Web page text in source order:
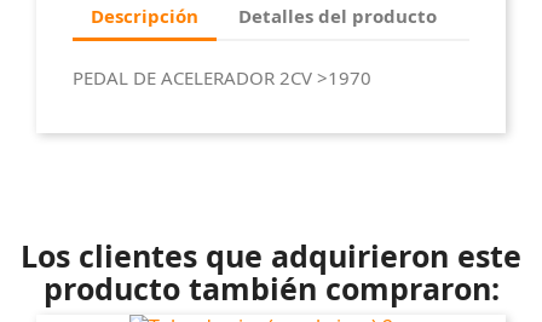
Descripción Detalles del producto
PEDAL DE ACELERADOR 2CV >1970
Los clientes que adquirieron este
producto también compraron: